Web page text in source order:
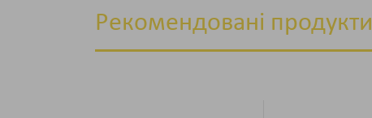
Рекомендовані продукти